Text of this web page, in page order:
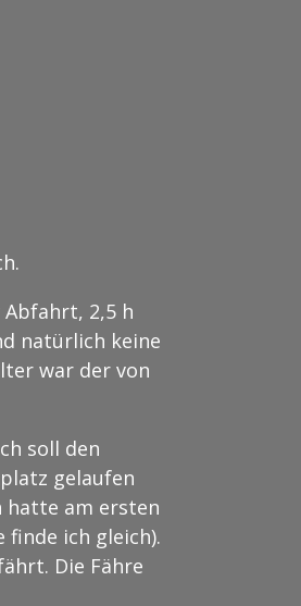
2,5 h
natürlich keine
war der von
soll den
gelaufen
hatte am ersten
finde ich gleich).
Die Fähre